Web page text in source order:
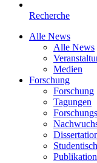
Recherche
Alle News
Alle News
Medien
Forschung
Forschung
Tagungen